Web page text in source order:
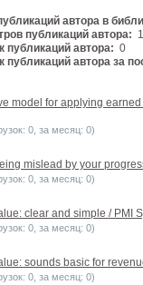
автора в
публикаций автора:
публикаций автора: 0
публикаций автора за
model for applying
0, за месяц: 0)
mislead by your
0, за месяц: 0)
clear and simple / PMI
0, за месяц: 0)
sounds basic for
0, за месяц: 0)